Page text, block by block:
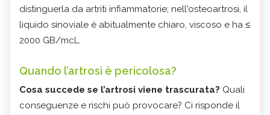
distinguerla da artriti infiammatorie; nell'osteoartrosi, il
liquido sinoviale è abitualmente chiaro, viscoso e ha ≤
2000 GB/mcL.
Quando l’artrosi è pericolosa?
Cosa succede se l’artrosi viene trascurata? Quali
conseguenze e rischi può provocare? Ci risponde il